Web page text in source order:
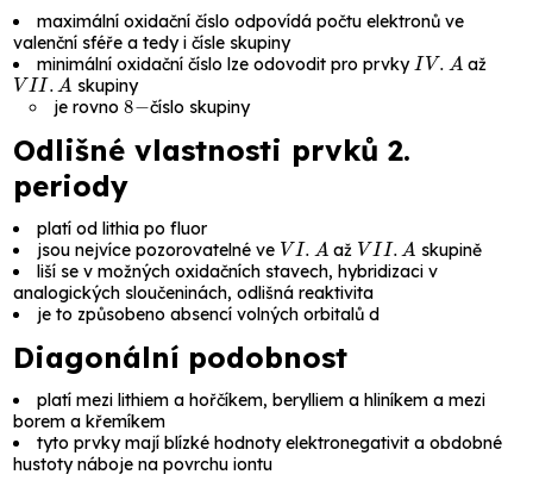
maximální oxidační číslo odpovídá počtu elektronů ve
valenční sféře a tedy i čísle skupiny
minimální oxidační číslo lze odovodit pro prvky
IV.
až
VII.A
skupiny
je rovno
8−
číslo skupiny
Odlišné vlastnosti prvků 2.
periody
platí odlithia pofluor
jsou nejvíce pozorovatelné ve
VI.
až
VII.
skupině
liší se v možných oxidačních stavech, hybridizaci v
analogických sloučeninách, odlišná reaktivita
je to způsobeno absencí volných orbitalů d
Diagonální podobnost
platí mezilithiem ahořčíkem,berylliem ahliníkem a mezi
borem akřemíkem
tyto prvky mají blízké hodnoty elektronegativit a obdobné
hustoty náboje na povrchu iontu